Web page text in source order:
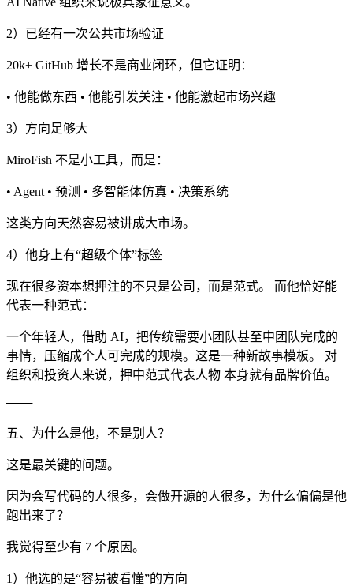
2）已经有一次公共市场验证
20k+ GitHub 增长不是商业闭环，但它证明：
• 他能做东西 • 他能引发关注 • 他能激起市场兴趣
3）方向足够大
MiroFish 不是小工具，而是：
• Agent • 预测 • 多智能体仿真 • 决策系统
这类方向天然容易被讲成大市场。
4）他身上有“超级个体”标签
现在很多资本想押注的不只是公司，而是范式。 而他恰好能
代表一种范式：
一个年轻人，借助 AI，把传统需要小团队甚至中团队完成的
事情，压缩成个人可完成的规模。这是一种新故事模板。 对
组织和投资人来说，押中范式代表人物 本身就有品牌价值。
───
五、为什么是他，不是别人？
这是最关键的问题。
因为会写代码的人很多，会做开源的人很多，为什么偏偏是他
跑出来了？
我觉得至少有 7 个原因。
1）他选的是“容易被看懂”的方向